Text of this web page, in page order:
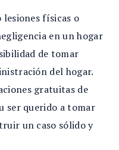
lesiones físicas o
en un hogar
de tomar
del hogar.
gratuitas de
ser querido a tomar
un caso sólido y